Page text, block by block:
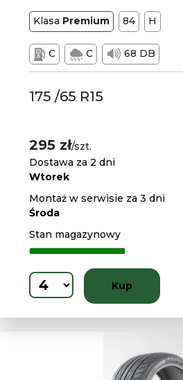
Klasa Premium 84 H
C C 68 DB
175 /65 R15
295 zł/szt.
Dostawa za 2 dni
Wtorek
Montaż w serwisie za 3 dni
Środa
Stan magazynowy
Kup